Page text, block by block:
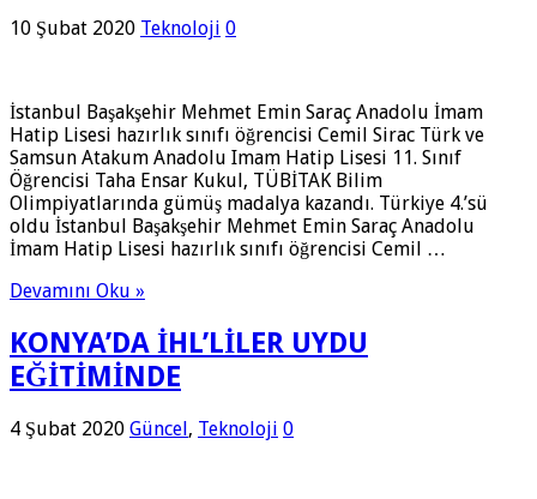
10 Şubat 2020 Teknoloji 0
İstanbul Başakşehir Mehmet Emin Saraç Anadolu İmam
Hatip Lisesi hazırlık sınıfı öğrencisi Cemil Sirac Türk ve
Samsun Atakum Anadolu Imam Hatip Lisesi 11. Sınıf
Öğrencisi Taha Ensar Kukul, TÜBİTAK Bilim
Olimpiyatlarında gümüş madalya kazandı. Türkiye 4.’sü
oldu İstanbul Başakşehir Mehmet Emin Saraç Anadolu
İmam Hatip Lisesi hazırlık sınıfı öğrencisi Cemil …
Devamını Oku »
KONYA’DA İHL’LİLER UYDU
EĞİTİMİNDE
4 Şubat 2020 Güncel, Teknoloji 0